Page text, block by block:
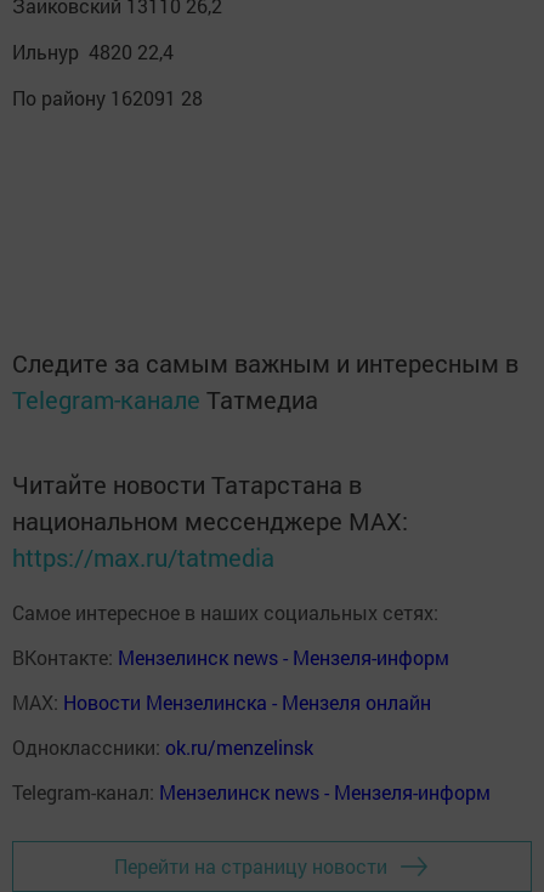
Заиковский 13110 26,2
Ильнур 4820 22,4
По району 162091 28
Следите за самым важным и интересным в
Telegram-канале Татмедиа
Читайте новости Татарстана в
национальном мессенджере MАХ:
https://max.ru/tatmedia
Самое интересное в наших социальных сетях:
ВКонтакте: Мензелинск news - Мензеля-информ
MAX: Новости Мензелинска - Мензеля онлайн
Одноклассники: ok.ru/menzelinsk
Telegram-канал: Мензелинск news - Мензеля-информ
Перейти на страницу новости